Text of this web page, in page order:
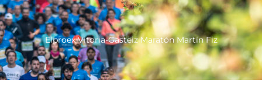
Elproex Vitoria-Gasteiz Maratón Martín Fiz